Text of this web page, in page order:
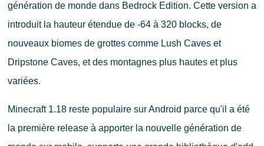
génération de monde dans Bedrock Edition. Cette version a
introduit la hauteur étendue de -64 à 320 blocks, de
nouveaux biomes de grottes comme Lush Caves et
Dripstone Caves, et des montagnes plus hautes et plus
variées.
Minecraft 1.18 reste populaire sur Android parce qu'il a été
la première release à apporter la nouvelle génération de